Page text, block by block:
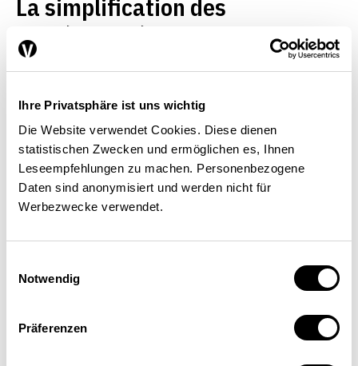
Ihre Privatsphäre ist uns wichtig
Die Website verwendet Cookies. Diese dienen
statistischen Zwecken und ermöglichen es, Ihnen
Leseempfehlungen zu machen. Personenbezogene
Daten sind anonymisiert und werden nicht für
Werbezwecke verwendet.
Notwendig
Präferenzen
La simplification des
procédures électroniques au
sein de la cyberadministration
POLITIQUE ÉCONOMIQUE
Markus Tanner,Christian Weber | 01.02.2006